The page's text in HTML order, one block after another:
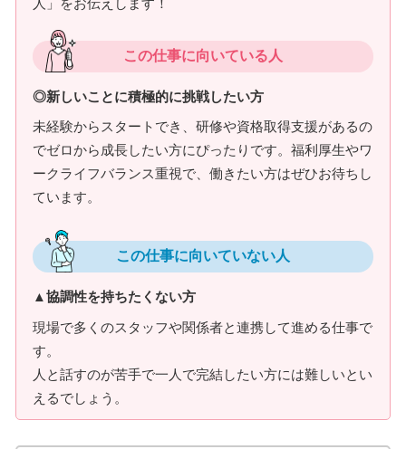
この仕事に向いている人
◎新しいことに積極的に挑戦したい方
未経験からスタートでき、研修や資格取得支援があるの
でゼロから成長したい方にぴったりです。福利厚生やワ
ークライフバランス重視で、働きたい方はぜひお待ちし
ています。
この仕事に向いていない人
▲協調性を持ちたくない方
現場で多くのスタッフや関係者と連携して進める仕事で
す。
人と話すのが苦手で一人で完結したい方には難しいとい
えるでしょう。